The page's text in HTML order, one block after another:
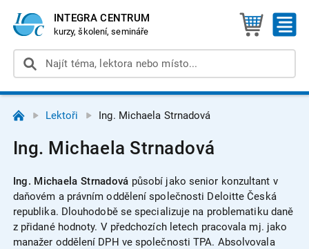
INTEGRA CENTRUM
kurzy, školení, semináře
Lektoři Ing. Michaela Strnadová
Ing. Michaela Strnadová
Ing. Michaela Strnadová působí jako senior konzultant v
daňovém a právním oddělení společnosti Deloitte Česká
republika. Dlouhodobě se specializuje na problematiku daně
z přidané hodnoty. V předchozích letech pracovala mj. jako
manažer oddělení DPH ve společnosti TPA. Absolvovala